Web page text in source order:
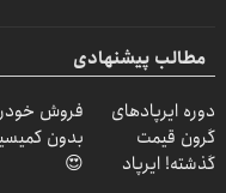
مطالب پیشنهادی
دوره ایرپاد‌های
گرون قیمت
گذشته! ایرپاد
فروش
بدون
😍